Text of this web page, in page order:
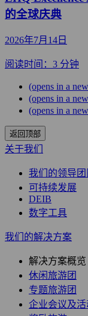
的全球庆典
2026年7月14日
阅读时间：3 分钟
(opens in a
(opens in a
(opens in a
返回顶部
关于我们
我们的领导团
可持续发展
DEIB
数字工具
我们的解决方案
解决方案概览
休闲旅游团
专题旅游团
企业会议及活